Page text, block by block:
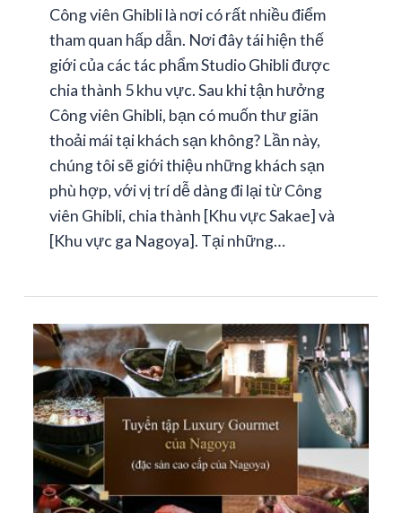
Công viên Ghibli là nơi có rất nhiều điểm
tham quan hấp dẫn. Nơi đây tái hiện thế
giới của các tác phẩm Studio Ghibli được
chia thành 5 khu vực. Sau khi tận hưởng
Công viên Ghibli, bạn có muốn thư giãn
thoải mái tại khách sạn không? Lần này,
chúng tôi sẽ giới thiệu những khách sạn
phù hợp, với vị trí dễ dàng đi lại từ Công
viên Ghibli, chia thành [Khu vực Sakae] và
[Khu vực ga Nagoya]. Tại những…